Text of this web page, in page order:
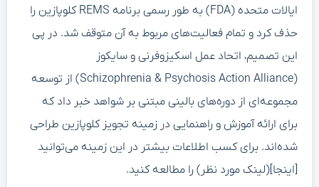
ایالات متحده (FDA) به طور رسمی برنامه REMS کلوپازین را
حذف کرد و تمام فعالیت‌های مربوط به آن متوقف شد. در پی
این تصمیم، اتحاد عمل اسکیزوفرنی و سایکوز
(Schizophrenia & Psychosis Action Alliance) از توسعه
مجموعه‌ای از دوره‌های بالینی مبتنی بر شواهد خبر داد که
برای ارائه آموزش و راهنمایی در زمینه تجویز کلوپازین طراحی
شده‌اند. برای کسب اطلاعات بیشتر در این زمینه می‌توانید
[اینجا](لینک مورد نظر) را مطالعه کنید.